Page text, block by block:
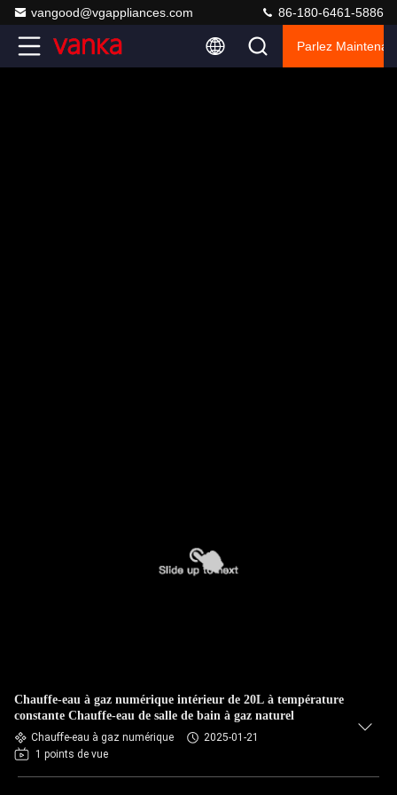
vangood@vgappliances.com 86-180-6461-5886
Parlez
Chauffe-eau à gaz numérique intérieur de 20L à température
constante Chauffe-eau de salle de bain à gaz naturel
Chauffe-eau à gaz numérique
2025-01-21
1 points de vue